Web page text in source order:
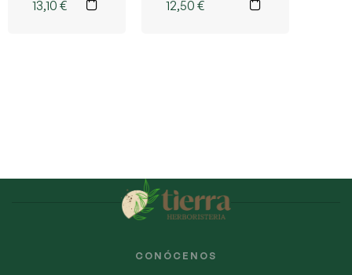
13,10 €
12,50 €
CONÓCENOS